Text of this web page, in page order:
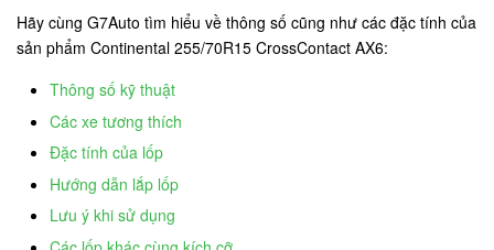
Hãy cùng G7Auto tìm hiểu về thông số cũng như các đặc tính của
sản phẩm Continental 255/70R15 CrossContact AX6:
Thông số kỹ thuật
Các xe tương thích
Đặc tính của lốp
Hướng dẫn lắp lốp
Lưu ý khi sử dụng